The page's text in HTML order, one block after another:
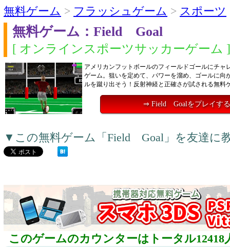
無料ゲーム > フラッシュゲーム > スポーツ
無料ゲーム：Field Goal
[ オンラインスポーツサッカーゲーム ]
アメリカンフットボールのフィールドゴールにチャ
ゲーム。狙いを定めて、パワーを溜め、ゴールに向
ルを蹴り出そう！反射神経と正確さが試される無料
⇒ Field Goalをプレイする
▼この無料ゲーム「Field Goal」を友達に
このゲームのカウンターはトータル12418